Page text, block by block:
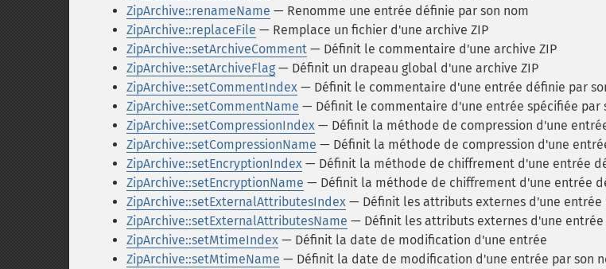
ZipArchive::renameName — Renomme une entrée définie par son nom
ZipArchive::replaceFile — Remplace un fichier d'une archive ZIP
ZipArchive::setArchiveComment — Définit le commentaire d'une archive ZIP
ZipArchive::setArchiveFlag — Définit un drapeau global d'une archive ZIP
ZipArchive::setCommentIndex — Définit le commentaire d'une entrée définie par
ZipArchive::setCommentName — Définit le commentaire d'une entrée spécifiée par
ZipArchive::setCompressionIndex — Définit la méthode de compression d'une
ZipArchive::setCompressionName — Définit la méthode de compression d'une
ZipArchive::setEncryptionIndex — Définit la méthode de chiffrement d'une entrée
ZipArchive::setEncryptionName — Définit la méthode de chiffrement d'une entrée
ZipArchive::setExternalAttributesIndex — Définit les attributs externes d'une entrée
ZipArchive::setExternalAttributesName — Définit les attributs externes d'une entrée
ZipArchive::setMtimeIndex — Définit la date de modification d'une entrée
ZipArchive::setMtimeName — Définit la date de modification d'une entrée par son